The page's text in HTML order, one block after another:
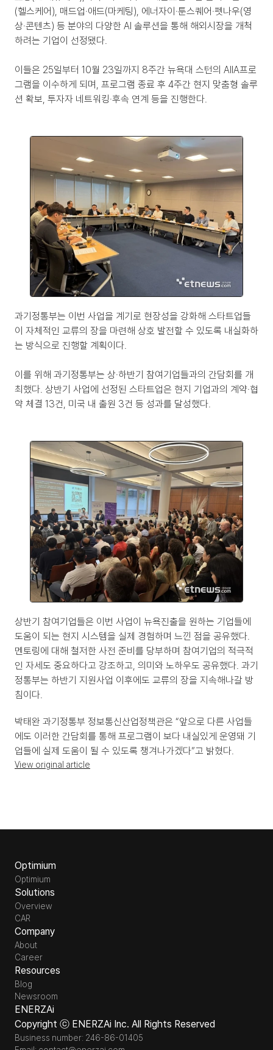
(헬스케어), 매드업·애드(마케팅), 에너자이·툰스퀘어·펫나우(영
상·콘텐츠) 등 분야의 다양한 AI 솔루션을 통해 해외시장을 개척
하려는 기업이 선정됐다.
이들은 25일부터 10월 23일까지 8주간 뉴욕대 스턴의 AIIA프로
그램을 이수하게 되며, 프로그램 종료 후 4주간 현지 맞춤형 솔루
션 확보, 투자자 네트워킹·후속 연계 등을 진행한다.
과기정통부는 이번 사업을 계기로 현장성을 강화해 스타트업들
이 자체적인 교류의 장을 마련해 상호 발전할 수 있도록 내실화하
는 방식으로 진행할 계획이다.
이를 위해 과기정통부는 상·하반기 참여기업들과의 간담회를 개
최했다. 상반기 사업에 선정된 스타트업은 현지 기업과의 계약·협
약 체결 13건, 미국 내 출원 3건 등 성과를 달성했다.
상반기 참여기업들은 이번 사업이 뉴욕진출을 원하는 기업들에
도움이 되는 현지 시스템을 실제 경험하며 느낀 점을 공유했다.
멘토링에 대해 철저한 사전 준비를 당부하며 참여기업의 적극적
인 자세도 중요하다고 강조하고, 의미와 노하우도 공유했다. 과기
정통부는 하반기 지원사업 이후에도 교류의 장을 지속해나갈 방
침이다.
박태완 과기정통부 정보통신산업정책관은 “앞으로 다른 사업들
에도 이러한 간담회를 통해 프로그램이 보다 내실있게 운영돼 기
업들에 실제 도움이 될 수 있도록 챙겨나가겠다”고 밝혔다.
View original article
Optimium
Optimium
Solutions
Overview
CAR
Company
About
Career
Resources
Blog
Newsroom
ENERZAi
Copyright ⓒ ENERZAi Inc. All Rights Reserved
Business number: 246-86-01405